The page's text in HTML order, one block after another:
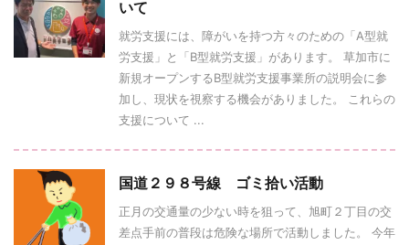
いて
就労支援には、障がいを持つ方々のための「A型就
労支援」と「B型就労支援」があります。 草加市に
新規オープンするB型就労支援事業所の説明会に参
加し、現状を視察する機会がありました。 これらの
支援について ...
国道２９８号線 ゴミ拾い活動
正月の交通量の少ない時を狙って、旭町２丁目の交
差点手前の普段は危険な場所で活動しました。 今年